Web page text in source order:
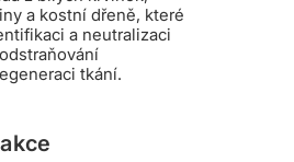
a kostní dřeně, které
a neutralizaci
tkání.